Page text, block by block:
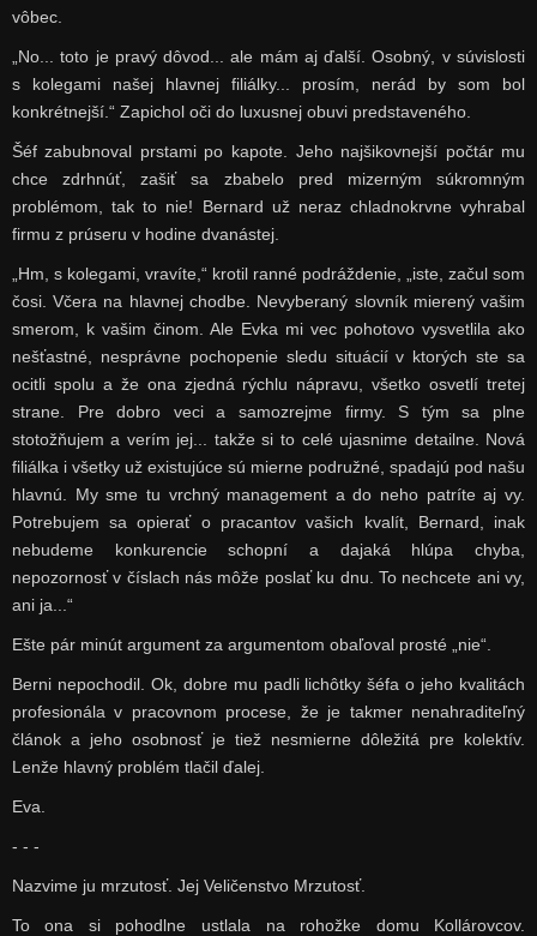
vôbec.
„No... toto je pravý dôvod... ale mám aj ďalší. Osobný, v súvislosti
s kolegami našej hlavnej filiálky... prosím, nerád by som bol
konkrétnejší.“ Zapichol oči do luxusnej obuvi predstaveného.
Šéf zabubnoval prstami po kapote. Jeho najšikovnejší počtár mu
chce zdrhnúť, zašiť sa zbabelo pred mizerným súkromným
problémom, tak to nie! Bernard už neraz chladnokrvne vyhrabal
firmu z prúseru v hodine dvanástej.
„Hm, s kolegami, vravíte,“ krotil ranné podráždenie, „iste, začul som
čosi. Včera na hlavnej chodbe. Nevyberaný slovník mierený vašim
smerom, k vašim činom. Ale Evka mi vec pohotovo vysvetlila ako
nešťastné, nesprávne pochopenie sledu situácií v ktorých ste sa
ocitli spolu a že ona zjedná rýchlu nápravu, všetko osvetlí tretej
strane. Pre dobro veci a samozrejme firmy. S tým sa plne
stotožňujem a verím jej... takže si to celé ujasnime detailne. Nová
filiálka i všetky už existujúce sú mierne podružné, spadajú pod našu
hlavnú. My sme tu vrchný management a do neho patríte aj vy.
Potrebujem sa opierať o pracantov vašich kvalít, Bernard, inak
nebudeme konkurencie schopní a dajaká hlúpa chyba,
nepozornosť v číslach nás môže poslať ku dnu. To nechcete ani vy,
ani ja...“
Ešte pár minút argument za argumentom obaľoval prosté „nie“.
Berni nepochodil. Ok, dobre mu padli lichôtky šéfa o jeho kvalitách
profesionála v pracovnom procese, že je takmer nenahraditeľný
článok a jeho osobnosť je tiež nesmierne dôležitá pre kolektív.
Lenže hlavný problém tlačil ďalej.
Eva.
- - -
Nazvime ju mrzutosť. Jej Veličenstvo Mrzutosť.
To ona si pohodlne ustlala na rohožke domu Kollárovcov.